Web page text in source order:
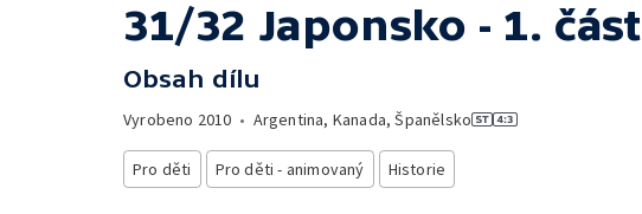
31/32 Japonsko - 1. část
Obsah dílu
Vyrobeno 2010 • Argentina, Kanada, Španělsko
Pro děti Pro děti - animovaný Historie